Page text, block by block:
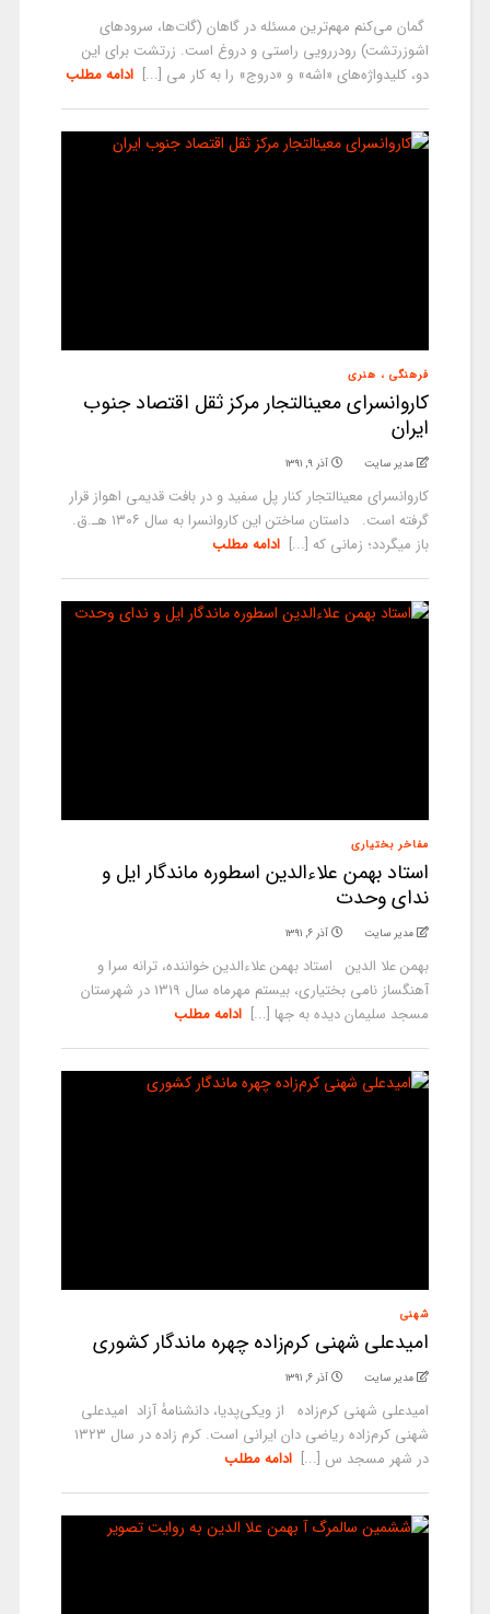
گمان می‌کنم مهم‌ترین مسئله در گاهان (گات‌ها، سرودهای
اشوزرتشت) رودررویی راستی و دروغ است. زرتشت برای این
دو، کلیدواژه‌های «اشه» و «دروج» را به کار می [...] ادامه مطلب
فرهنگی ، هنری
کاروانسرای معین­التجار مرکز ثقل اقتصاد جنوب
ایران
مدیر سایت آذر ۹, ۱۳۹۱
کاروانسرای معین­التجار کنار پل سفید و در بافت قدیمی اهواز قرار
گرفته است. داستان ساختن این کاروانسرا به سال ۱۳۰۶ هـ.ق.
باز می­گردد؛ زمانی که [...] ادامه مطلب
مفاخر بختیاری
استاد بهمن علاءالدین اسطوره ماندگار ایل و
ندای وحدت
مدیر سایت آذر ۶, ۱۳۹۱
بهمن علا الدین استاد بهمن علاءالدین خواننده، ترانه سرا و
آهنگساز نامی بختیاری، بیستم مهرماه سال 1319 در شهرستان
مسجد سلیمان دیده به جها [...] ادامه مطلب
شهنی
امیدعلی شهنی کرم‌زاده چهره ماندگار کشوری
مدیر سایت آذر ۶, ۱۳۹۱
امیدعلی شهنی کرم‌زاده از ویکی‌پدیا، دانشنامهٔ آزاد امیدعلی
شهنی کرم‌زاده ریاضی دان ایرانی است. کرم زاده در سال ۱۳۲۳
در شهر مسجد س [...] ادامه مطلب